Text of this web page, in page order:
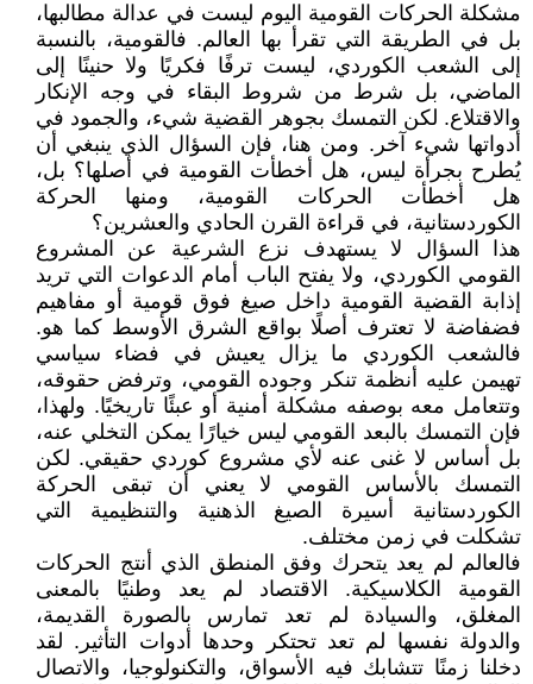
مشكلة الحركات القومية اليوم ليست في عدالة مطالبها،
بل في الطريقة التي تقرأ بها العالم. فالقومية، بالنسبة
إلى الشعب الكوردي، ليست ترفًا فكريًا ولا حنينًا إلى
الماضي، بل شرط من شروط البقاء في وجه الإنكار
والاقتلاع. لكن التمسك بجوهر القضية شيء، والجمود في
أدواتها شيء آخر. ومن هنا، فإن السؤال الذي ينبغي أن
يُطرح بجرأة ليس، هل أخطأت القومية في أصلها؟ بل،
هل أخطأت الحركات القومية، ومنها الحركة
الكوردستانية، في قراءة القرن الحادي والعشرين؟
هذا السؤال لا يستهدف نزع الشرعية عن المشروع
القومي الكوردي، ولا يفتح الباب أمام الدعوات التي تريد
إذابة القضية القومية داخل صيغ فوق قومية أو مفاهيم
فضفاضة لا تعترف أصلًا بواقع الشرق الأوسط كما هو.
فالشعب الكوردي ما يزال يعيش في فضاء سياسي
تهيمن عليه أنظمة تنكر وجوده القومي، وترفض حقوقه،
وتتعامل معه بوصفه مشكلة أمنية أو عبئًا تاريخيًا. ولهذا،
فإن التمسك بالبعد القومي ليس خيارًا يمكن التخلي عنه،
بل أساس لا غنى عنه لأي مشروع كوردي حقيقي. لكن
التمسك بالأساس القومي لا يعني أن تبقى الحركة
الكوردستانية أسيرة الصيغ الذهنية والتنظيمية التي
تشكلت في زمن مختلف.
فالعالم لم يعد يتحرك وفق المنطق الذي أنتج الحركات
القومية الكلاسيكية. الاقتصاد لم يعد وطنيًا بالمعنى
المغلق، والسيادة لم تعد تمارس بالصورة القديمة،
والدولة نفسها لم تعد تحتكر وحدها أدوات التأثير. لقد
دخلنا زمنًا تتشابك فيه الأسواق، والتكنولوجيا، والاتصال